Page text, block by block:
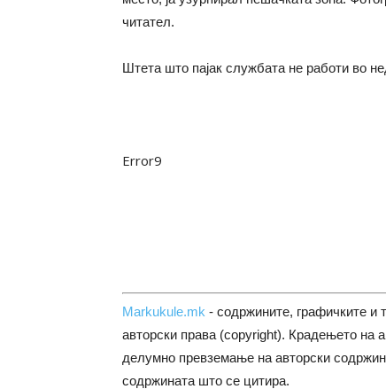
читател.
Штета што пајак службата не работи во
Error9
Markukule.mk - содржините, графичките и
авторски права (copyright). Крадењето на
делумно превземање на авторски
содржината што се цитира.